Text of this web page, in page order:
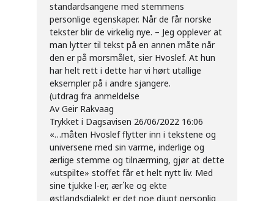
standardsangene med stemmens
personlige egenskaper. Når de får norske
tekster blir de virkelig nye. – Jeg opplever at
man lytter til tekst på en annen måte når
den er på morsmålet, sier Hvoslef. At hun
har helt rett i dette har vi hørt utallige
eksempler på i andre sjangere.
(utdrag fra anmeldelse
Av Geir Rakvaag
Trykket i Dagsavisen 26/06/2022 16:06
«…måten Hvoslef flytter inn i tekstene og
universene med sin varme, inderlige og
ærlige stemme og tilnærming, gjør at dette
«utspilte» stoffet får et helt nytt liv. Med
sine tjukke l-er, ær´ke og ekte
østlandsdialekt er det noe djupt personlig